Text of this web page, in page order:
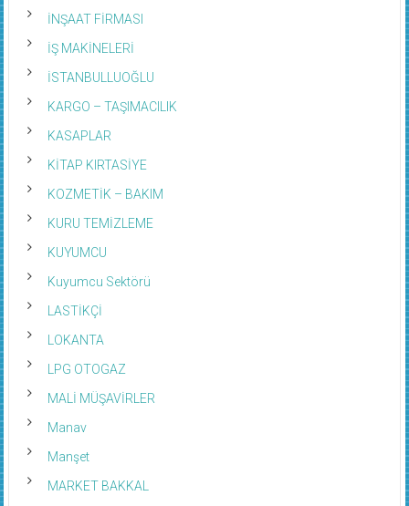
İNŞAAT FİRMASI
İŞ MAKİNELERİ
İSTANBULLUOĞLU
KARGO – TAŞIMACILIK
KASAPLAR
KİTAP KIRTASİYE
KOZMETİK – BAKIM
KURU TEMİZLEME
KUYUMCU
Kuyumcu Sektörü
LASTİKÇİ
LOKANTA
LPG OTOGAZ
MALİ MÜŞAVİRLER
Manav
Manşet
MARKET BAKKAL